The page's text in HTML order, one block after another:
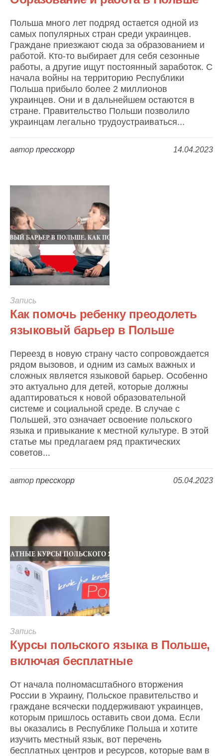
Польша много лет подряд остается одной из
самых популярных стран среди украинцев.
Граждане приезжают сюда за образованием и
работой. Кто-то выбирает для себя сезонные
работы, а другие ищут постоянный заработок. С
начала войны на территорию Республики
Польша прибыло более 2 миллионов
украинцев. Они и в дальнейшем остаются в
стране. Правительство Польши позволило
украинцам легально трудоустраиваться...
14.04.2023
автор пресскорр
Запись
Как помочь ребенку преодолеть
языковый барьер в Польше
Переезд в новую страну часто сопровождается
рядом вызовов, и одним из самых важных и
сложных является языковой барьер. Особенно
это актуально для детей, которые должны
адаптироваться к новой образовательной
системе и социальной среде. В случае с
Польшей, это означает освоение польского
языка и привыкание к местной культуре. В этой
статье мы предлагаем ряд практических
советов...
05.04.2023
автор пресскорр
Запись
Курсы польского языка в Польше,
включая бесплатные
От начала полномасштабного вторжения
России в Украину, Польское правительство и
граждане всячески поддерживают украинцев,
которым пришлось оставить свои дома. Если
вы оказались в Республике Польша и хотите
изучить местный язык, вот перечень
бесплатных центров и ресурсов, которые вам в